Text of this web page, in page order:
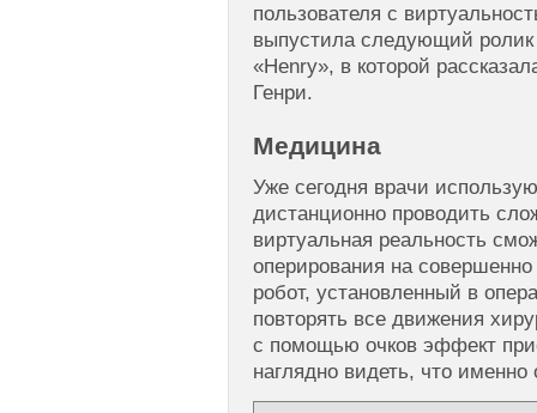
пользователя с
выпустила следующий
«Henry», в которой
Генри.
Медицина
Уже сегодня врачи
дистанционно проводить
виртуальная реальность
оперирования на
робот, установленный в
повторять все движения
с помощью очков эффект
наглядно видеть, что именно